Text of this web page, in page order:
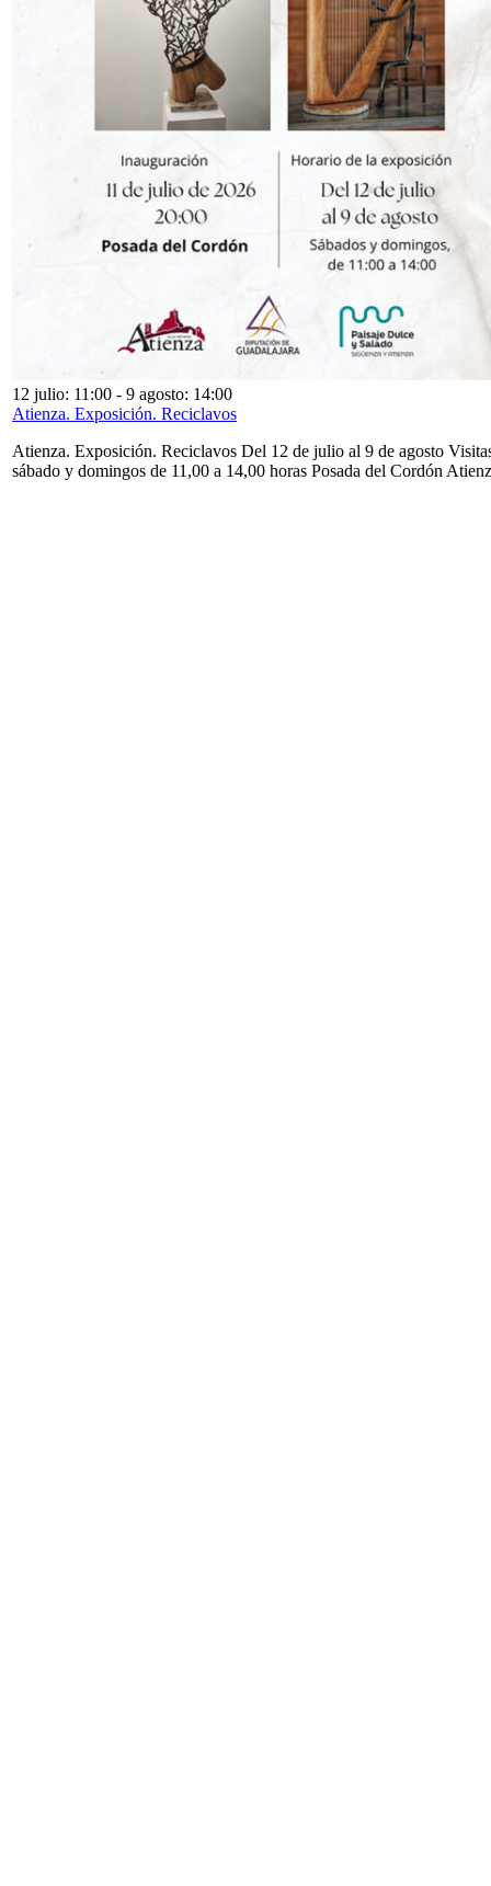
12 julio: 11:00 - 9 agosto: 14:00
Atienza. Exposición. Reciclavos
Atienza. Exposición. Reciclavos Del 12 de julio al 9 de agosto
sábado y domingos de 11,00 a 14,00 horas Posada del Cordón